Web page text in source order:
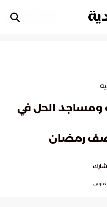
ومساجد الحل في
رمضان
شارك